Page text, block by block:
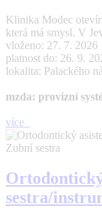
Klinika Modec
která má smysl. V
vloženo: 27. 7. 2026
platnost do: 26. 9.
lokalita: Palackého
mzda: provizní
více
Zubní sestra
sestra/